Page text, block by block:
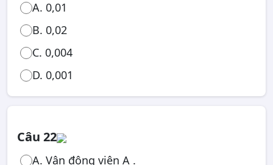
A. 0,01
B. 0,02
C. 0,004
D. 0,001
Câu 22
A. Vận động viên A .